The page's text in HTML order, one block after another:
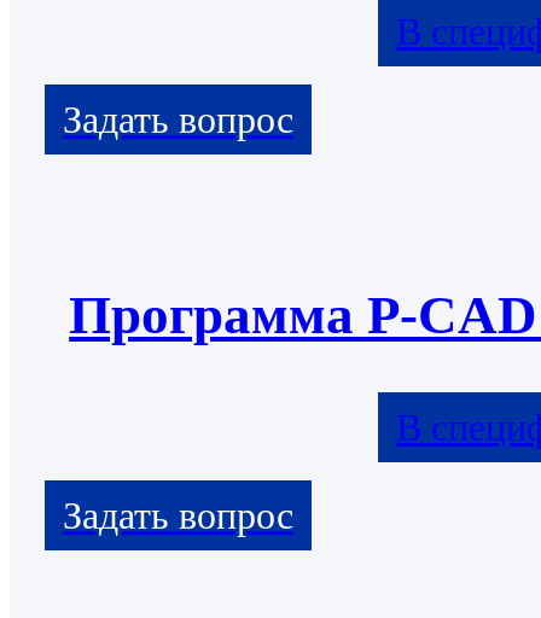
В
Программа P-CAD
В